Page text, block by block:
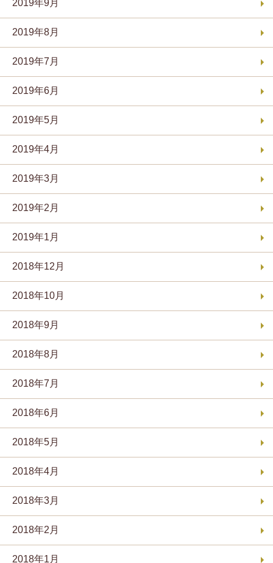
2019年9月
2019年8月
2019年7月
2019年6月
2019年5月
2019年4月
2019年3月
2019年2月
2019年1月
2018年12月
2018年10月
2018年9月
2018年8月
2018年7月
2018年6月
2018年5月
2018年4月
2018年3月
2018年2月
2018年1月